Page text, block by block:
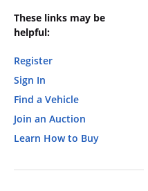
These links may be
helpful:
Register
Sign In
Find a Vehicle
Join an Auction
Learn How to Buy